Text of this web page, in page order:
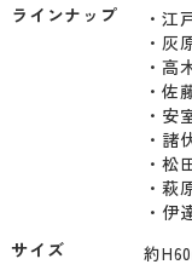
ラインナップ
・江
・灰
・高
・佐
・安
・諸
・松
・萩
サイズ
約